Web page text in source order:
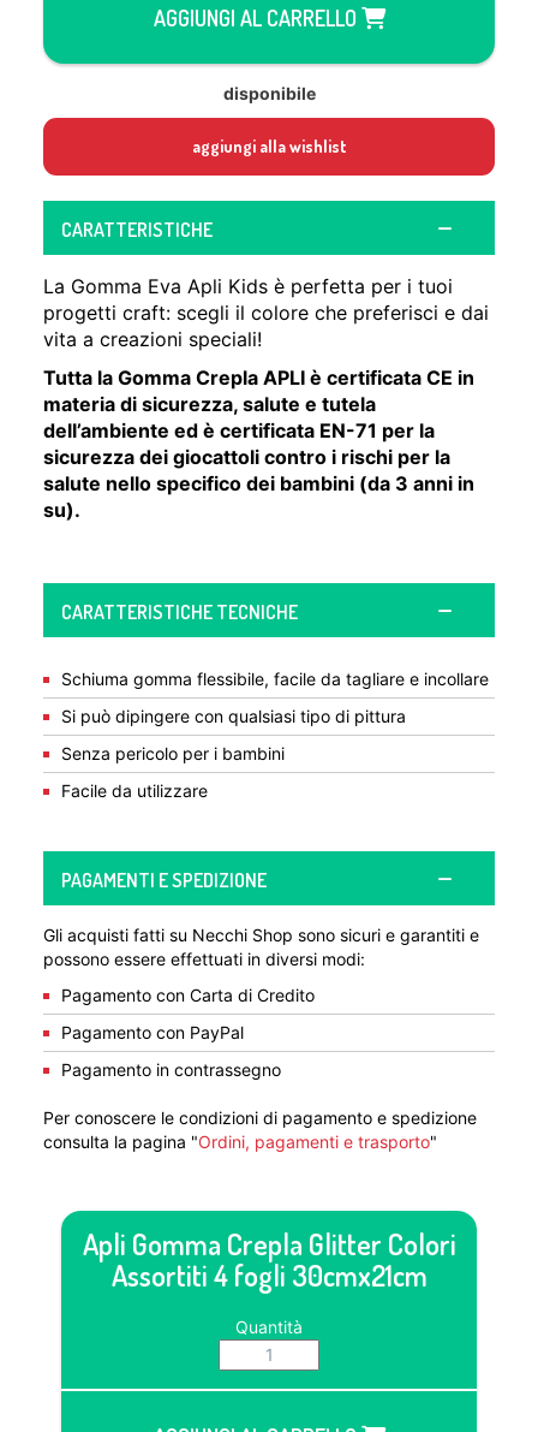
AGGIUNGI AL CARRELLO
disponibile
aggiungi alla wishlist
CARATTERISTICHE
La Gomma Eva Apli Kids è perfetta per i tuoi
progetti craft: scegli il colore che preferisci e dai
vita a creazioni speciali!
Tutta la Gomma Crepla APLI è certificata CE in
materia di sicurezza, salute e tutela
dell’ambiente ed è certificata EN-71 per la
sicurezza dei giocattoli contro i rischi per la
salute nello specifico dei bambini (da 3 anni in
su).
CARATTERISTICHE TECNICHE
Schiuma gomma flessibile, facile da tagliare e incollare
Si può dipingere con qualsiasi tipo di pittura
Senza pericolo per i bambini
Facile da utilizzare
PAGAMENTI E SPEDIZIONE
Gli acquisti fatti su Necchi Shop sono sicuri e garantiti e
possono essere effettuati in diversi modi:
Pagamento con Carta di Credito
Pagamento con PayPal
Pagamento in contrassegno
Per conoscere le condizioni di pagamento e spedizione
consulta la pagina "Ordini, pagamenti e trasporto"
Apli Gomma Crepla Glitter Colori
Assortiti 4 fogli 30cmx21cm
Quantità